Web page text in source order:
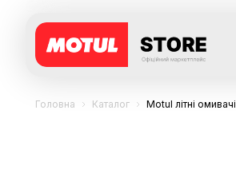
Головна Каталог Motul літні омивачі